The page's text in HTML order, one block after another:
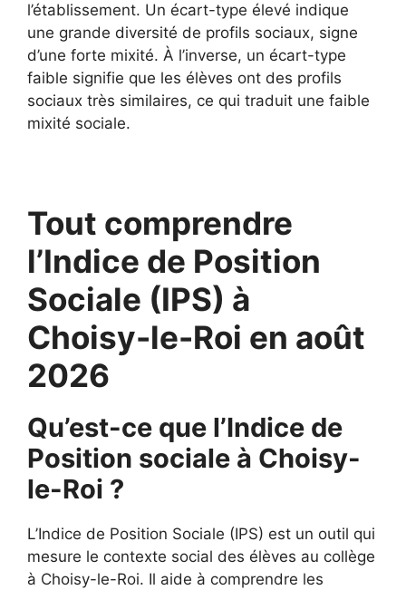
l’établissement. Un écart-type élevé indique
une grande diversité de profils sociaux, signe
d’une forte mixité. À l’inverse, un écart-type
faible signifie que les élèves ont des profils
sociaux très similaires, ce qui traduit une faible
mixité sociale.
Tout comprendre
l’Indice de Position
Sociale (IPS) à
Choisy-le-Roi en août
2026
Qu’est-ce que l’Indice de
Position sociale à Choisy-
le-Roi ?
L’Indice de Position Sociale (IPS) est un outil qui
mesure le contexte social des élèves au collège
à Choisy-le-Roi. Il aide à comprendre les